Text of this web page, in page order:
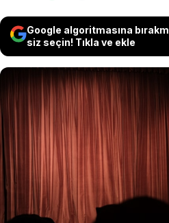
Google algoritmasına
siz seçin! Tıkla ve ekle
Hazine ve Maliye
Kurulu (VDK)
kapsamında, oyuncu
sanatçıların
gerçekleştirirken ilk
beyanları arasında